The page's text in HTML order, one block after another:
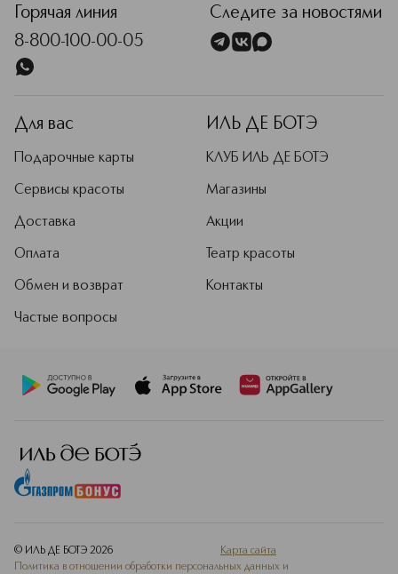
Горячая линия
8-800-100-00-05
Следите за новостями
Для вас
Подарочные карты
Сервисы красоты
Доставка
Оплата
Обмен и возврат
Частые вопросы
ИЛЬ ДЕ БОТЭ
КЛУБ ИЛЬ ДЕ БОТЭ
Магазины
Акции
Театр красоты
Контакты
© ИЛЬ ДЕ БОТЭ 2026
Карта сайта
Политика в отношении обработки персональных данных и